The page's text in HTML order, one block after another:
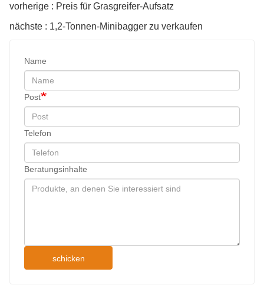
vorherige : Preis für Grasgreifer-Aufsatz
nächste : 1,2-Tonnen-Minibagger zu verkaufen
Name
Post
Telefon
Beratungsinhalte
schicken